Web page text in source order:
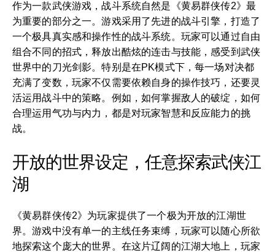
作为一款武侠游戏，战斗系统自然是《黄易群侠传2》最
为重要的部分之一。游戏采用了先进的战斗引擎，打造了
一个极具真实感和操作性的战斗系统。玩家可以通过自由
组合不同的招式，释放出酷炫的连击与技能，感受到武侠
世界中的刀光剑影。特别是在PK模式下，每一场对决都
充满了变数，玩家不仅需要依赖自身的操作技巧，还要灵
活运用战斗中的策略。例如，如何掌握敌人的破绽，如何
合理运用气功与内力，都是对玩家智慧和反应能力的挑
战。
开放的世界设定，任意探索武侠江
湖
《黄易群侠传2》为玩家提供了一个极为开放的江湖世
界。游戏中没有单一的主线任务束缚，玩家可以随心所欲
地探索这个庞大的世界。在这片辽阔的江湖大地上，玩家